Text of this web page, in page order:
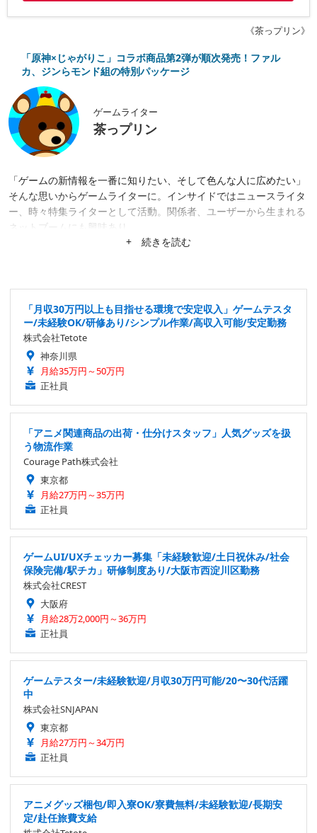
《茶っプリン》
「原神×じゃがりこ」コラボ商品第2弾が順次発売！ファル
カ、ジンらモンド組の特別パッケージ
ゲームライター
茶っプリン
「ゲームの新情報を一番に知りたい、そして色んな人に広めたい」
そんな思いからゲームライターに。インサイドではニュースライタ
ー、時々特集ライターとして活動。関係者、ユーザーから生まれる
ネットブームにも興味あり。
+ 続きを読む
「月収30万円以上も目指せる環境で安定収入」ゲームテスタ
ー/未経験OK/研修あり/シンプル作業/高収入可能/安定勤務
株式会社Tetote
神奈川県
月給35万円～50万円
正社員
「アニメ関連商品の出荷・仕分けスタッフ」人気グッズを扱
う物流作業
Courage Path株式会社
東京都
月給27万円～35万円
正社員
ゲームUI/UXチェッカー募集「未経験歓迎/土日祝休み/社会
保険完備/駅チカ」研修制度あり/大阪市西淀川区勤務
株式会社CREST
大阪府
月給28万2,000円～36万円
正社員
ゲームテスター/未経験歓迎/月収30万円可能/20〜30代活躍
中
株式会社SNJAPAN
東京都
月給27万円～34万円
正社員
アニメグッズ梱包/即入寮OK/寮費無料/未経験歓迎/長期安
定/赴任旅費支給